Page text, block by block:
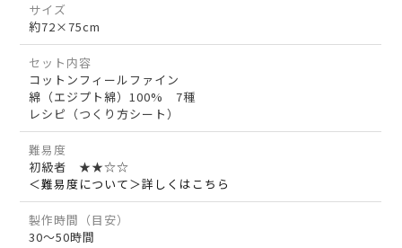
サイズ
約72×75cm
セット内容
コットンフィールファイン
綿（エジプト綿）100% 7種
レシピ（つくり方シート）
難易度
初級者 ★★☆☆
＜難易度について＞詳しくはこちら
製作時間（目安）
30～50時間